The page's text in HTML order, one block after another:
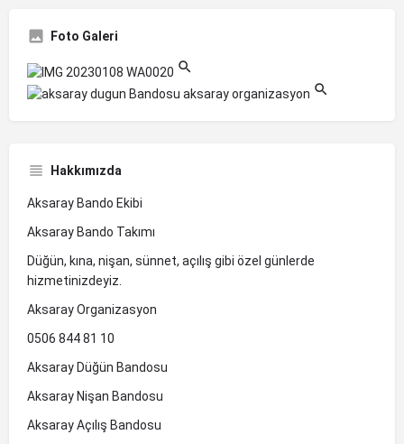
Foto Galeri
Hakkımızda
Aksaray Bando Ekibi
Aksaray Bando Takımı
Düğün, kına, nişan, sünnet, açılış gibi özel günlerde
hizmetinizdeyiz.
Aksaray Organizasyon
0506 844 81 10
Aksaray Düğün Bandosu
Aksaray Nişan Bandosu
Aksaray Açılış Bandosu